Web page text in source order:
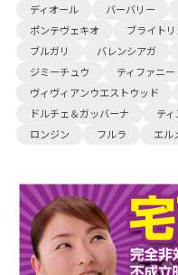
ディオール
バーバリー
ポンテヴェキオ
ブライト
ブルガリ
バレンシアガ
ジミーチュウ
ティファニー
ヴィヴィアンウエストウッド
ドルチェ＆ガッバーナ
テ
ロンジン
フルラ エル